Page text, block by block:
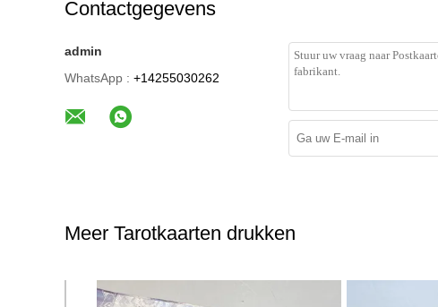
Contactgegevens
admin
WhatsApp : +14255030262
Meer Tarotkaarten drukken